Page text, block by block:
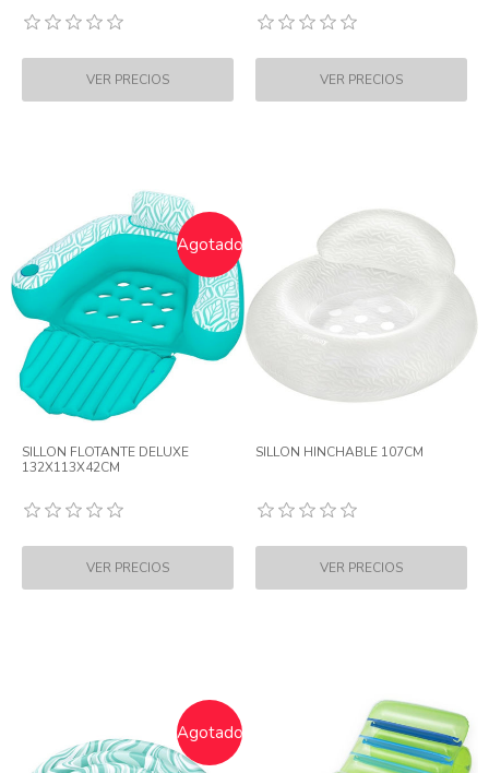
Agotado
SILLON FLOTANTE DELUXE
132X113X42CM
SILLON HINCHABLE 107CM
Agotado